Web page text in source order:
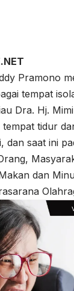
Pramono
tempat
Dra. Hj.
tidur
dan saat ini
dan